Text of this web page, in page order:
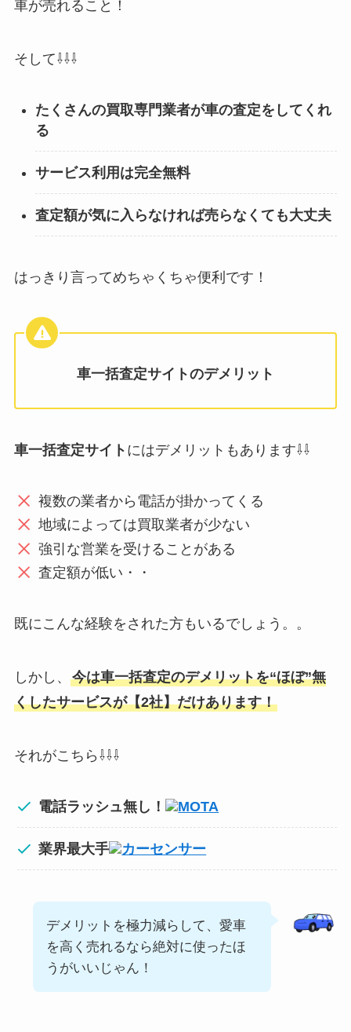
車が売れること！
そして⇩⇩⇩
たくさんの買取専門業者が車の査定をしてくれ
る
サービス利用は完全無料
査定額が気に入らなければ売らなくても大丈夫
はっきり言ってめちゃくちゃ便利です！
車一括査定サイトのデメリット
車一括査定サイト にはデメリットもあります⇩⇩
複数の業者から電話が掛かってくる
地域によっては買取業者が少ない
強引な営業を受けることがある
査定額が低い・・
既にこんな経験をされた方もいるでしょう。。
しかし、 今は車一括査定のデメリットを“ほぼ”無
くしたサービスが【2社】だけあります！
それがこちら⇩⇩⇩
電話ラッシュ無し！ MOTA
業界最大手 カーセンサー
デメリットを極力減らして、愛車
を高く売れるなら絶対に使ったほ
うがいいじゃん！